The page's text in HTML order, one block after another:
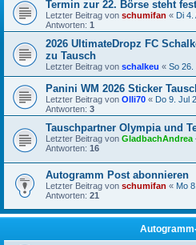
Termin zur 22. Börse steht fest
Letzter Beitrag von schumifan « Di 4.
Antworten: 1
2026 UltimateDropz FC
zu Tausch
Letzter Beitrag von schalkeu « So 26.
Panini WM 2026 Sticker
Letzter Beitrag von Olli70 « Do 9. Jul
Antworten: 3
Tauschpartner Olympia und
Letzter Beitrag von GladbachAndrea
Antworten: 16
Autogramm Post abonnieren
Letzter Beitrag von schumifan « Mo
Antworten: 21